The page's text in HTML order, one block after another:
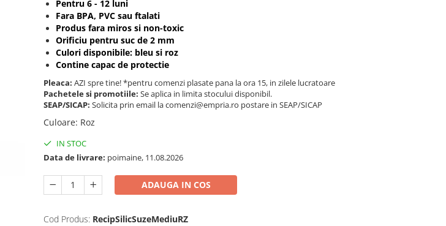
Pentru 6 - 12 luni
Fara BPA, PVC sau ftalati
Produs fara miros si non-toxic
Orificiu pentru suc de 2 mm
Culori disponibile: bleu si roz
Contine capac de protectie
Pleaca: AZI spre tine! *pentru comenzi plasate pana la ora 15, in zilele lucratoare
Pachetele si promotiile: Se aplica in limita stocului disponibil.
SEAP/SICAP: Solicita prin email la comenzi@empria.ro postare in SEAP/SICAP
Culoare: Roz
IN STOC
Data de livrare: poimaine, 11.08.2026
ADAUGA IN COS
Cod Produs: RecipSilicSuzeMediuRZ